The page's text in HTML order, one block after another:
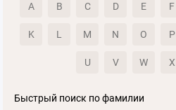
A B C D E F
K L M N O P
U V W X
Быстрый поиск по фамилии